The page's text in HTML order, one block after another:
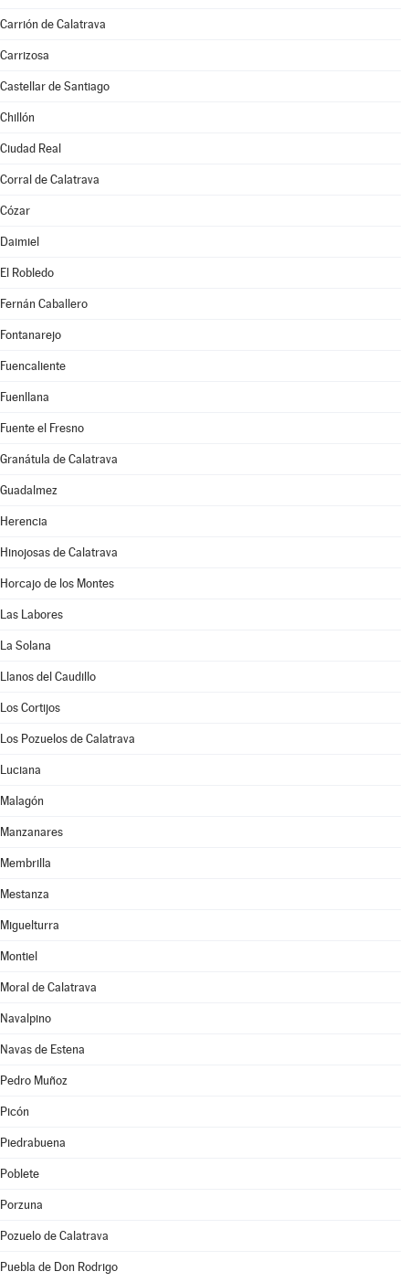
Carrión de Calatrava
Carrizosa
Castellar de Santiago
Chillón
Ciudad Real
Corral de Calatrava
Cózar
Daimiel
El Robledo
Fernán Caballero
Fontanarejo
Fuencaliente
Fuenllana
Fuente el Fresno
Granátula de Calatrava
Guadalmez
Herencia
Hinojosas de Calatrava
Horcajo de los Montes
Las Labores
La Solana
Llanos del Caudillo
Los Cortijos
Los Pozuelos de Calatrava
Luciana
Malagón
Manzanares
Membrilla
Mestanza
Miguelturra
Montiel
Moral de Calatrava
Navalpino
Navas de Estena
Pedro Muñoz
Picón
Piedrabuena
Poblete
Porzuna
Pozuelo de Calatrava
Puebla de Don Rodrigo